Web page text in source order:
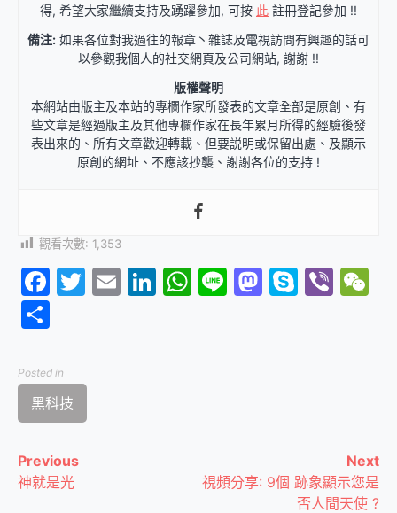
得, 希望大家繼續支持及踴躍參加, 可按 此 註冊登記參加 !!
備注: 如果各位對我過往的報章丶雜誌及電視訪問有興趣的話可
以參觀我個人的社交網頁及公司網站, 謝謝 !!
版權聲明
本網站由版主及本站的專欄作家所發表的文章全部是原創、有
些文章是經過版主及其他專欄作家在長年累月所得的經驗後發
表出來的、所有文章歡迎轉載、但要説明或保留出處、及顯示
原創的網址、不應該抄襲、謝謝各位的支持 !
觀看次數: 1,353
Facebook
Twitter
EmailLinkedIn
WhatsApp
LineMastodon
Skype
Posted in
黑科技
Continue
Previous
神就是光
Next
視頻分享: 9個 跡象顯示您是
否人間天使 ?